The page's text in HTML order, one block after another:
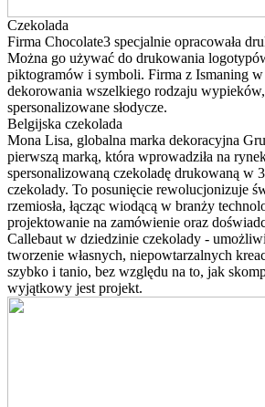
Czekolada
Firma Chocolate3 specjalnie opracowała
Można go używać do drukowania
piktogramów i symboli. Firma z Ismaning
dekorowania wszelkiego rodzaju
spersonalizowane słodycze.
Belgijska czekolada
Mona Lisa, globalna marka dekoracyjna
pierwszą marką, która wprowadziła na
spersonalizowaną czekoladę drukowaną w
czekolady. To posunięcie rewolucjonizuje
rzemiosła, łącząc wiodącą w branży
projektowanie na zamówienie oraz
Callebaut w dziedzinie czekolady -
tworzenie własnych, niepowtarzalnych
szybko i tanio, bez względu na to, jak
wyjątkowy jest projekt.